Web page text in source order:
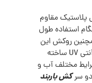
پلاستیک مقاوم
استفاده طول
همچنین روکش این
طناب از پلاستیک فشرده شده آنتی UV ساخته
مختلف آب و
سرکش باربند